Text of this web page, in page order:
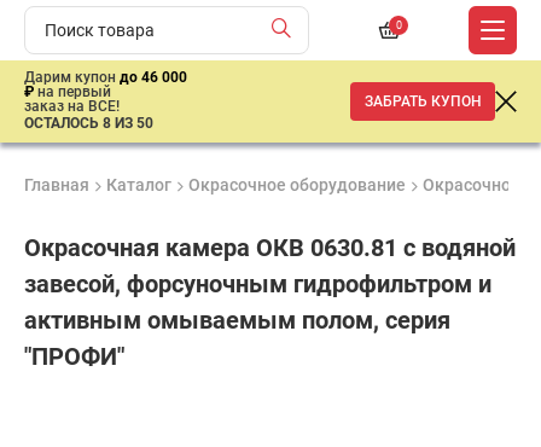
0
Дарим купон до 46 000
₽ на первый
заказ на ВСЕ!
ОСТАЛОСЬ 8 ИЗ 50
ЗАБРАТЬ КУПОН
Главная Каталог Окрасочное оборудование Окрасочно-
Окрасочная камера ОКВ 0630.81 с водяной
завесой, форсуночным гидрофильтром и
активным омываемым полом, серия
"ПРОФИ"